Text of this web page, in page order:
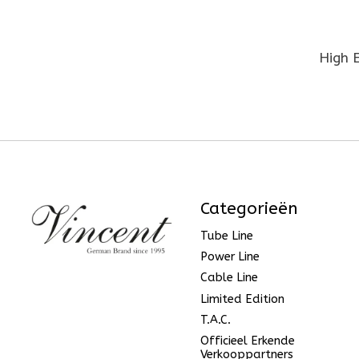
High
Categorieën
Tube Line
Power Line
Cable Line
Limited Edition
T.A.C.
Officieel Erkende
Verkooppartners